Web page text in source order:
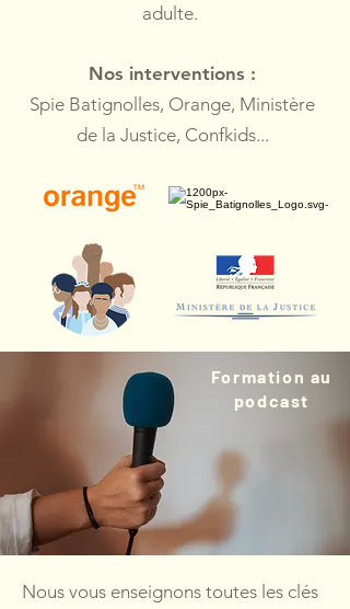
adulte.
Nos interventions :
Spie Batignolles, Orange, Ministère
de la Justice, Confkids...
Formation au
podcast
Nous vous enseignons toutes les clés